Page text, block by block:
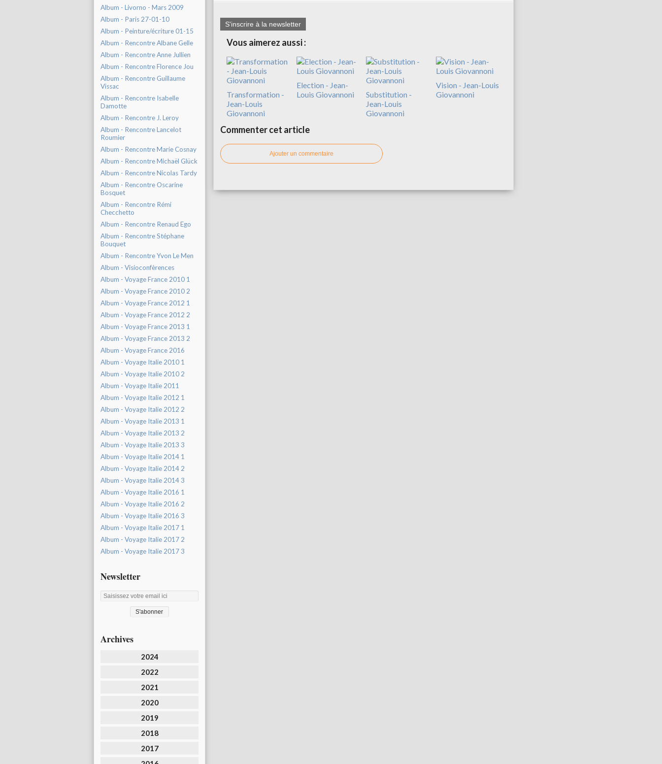
Album - Livorno - Mars 2009
Album - Paris 27-01-10
Album - Peinture/écriture 01-15
Album - Rencontre Albane Gelle
Album - Rencontre Anne Jullien
Album - Rencontre Florence Jou
Album - Rencontre Guillaume
Vissac
Album - Rencontre Isabelle
Damotte
Album - Rencontre J. Leroy
Album - Rencontre Lancelot
Roumier
Album - Rencontre Marie Cosnay
Album - Rencontre Michaël Glück
Album - Rencontre Nicolas Tardy
Album - Rencontre Oscarine
Bosquet
Album - Rencontre Rémi
Checchetto
Album - Rencontre Renaud Ego
Album - Rencontre Stéphane
Bouquet
Album - Rencontre Yvon Le Men
Album - Visioconfèrences
Album - Voyage France 2010 1
Album - Voyage France 2010 2
Album - Voyage France 2012 1
Album - Voyage France 2012 2
Album - Voyage France 2013 1
Album - Voyage France 2013 2
Album - Voyage France 2016
Album - Voyage Italie 2010 1
Album - Voyage Italie 2010 2
Album - Voyage Italie 2011
Album - Voyage Italie 2012 1
Album - Voyage Italie 2012 2
Album - Voyage Italie 2013 1
Album - Voyage Italie 2013 2
Album - Voyage Italie 2013 3
Album - Voyage Italie 2014 1
Album - Voyage Italie 2014 2
Album - Voyage Italie 2014 3
Album - Voyage Italie 2016 1
Album - Voyage Italie 2016 2
Album - Voyage Italie 2016 3
Album - Voyage Italie 2017 1
Album - Voyage Italie 2017 2
Album - Voyage Italie 2017 3
Newsletter
Archives
2024
2022
2021
2020
2019
2018
2017
S'inscrire à la newsletter
Vous aimerez aussi :
Transformation -
Jean-Louis
Giovannoni
Election - Jean-
Louis Giovannoni
Substitution -
Jean-Louis
Giovannoni
Vision - Jean-Louis
Giovannoni
Commenter cet article
Ajouter un commentaire